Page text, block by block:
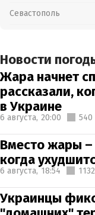
Севастополь
Новости
Жара начнет
рассказали,
в Украине
6 августа, 20:00 540
Вместо жары –
когда
6 августа, 18:54 1132
Украинцы